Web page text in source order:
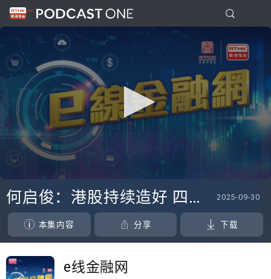
seconds
seconds
何启俊：港股持续造好 四季度如何表现？ 2025-09-30
本集内容 分享 下载
e线金融网